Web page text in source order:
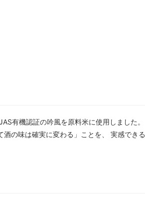
有機認証の吟風を原料米に使用しました。
の味は確実に変わる」ことを、 実感できる